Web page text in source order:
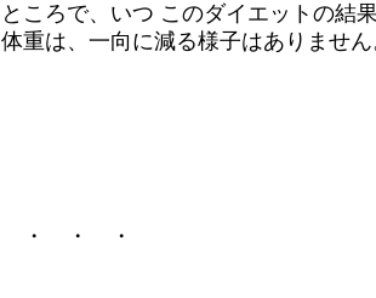
ところで、いつ このダイエットの結
体重は、一向に減る様子はありませ
・ ・ ・